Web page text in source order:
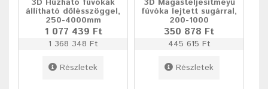
3D Húzható fúvókák
állítható dőlésszöggel,
250-4000mm
1 077 439 Ft
1 368 348 Ft
Részletek
3D Magasteljesítméyű
fúvóka lejtett sugárral,
200-1000
350 878 Ft
445 615 Ft
Részletek